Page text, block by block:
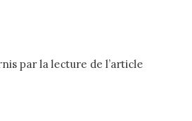
par la lecture de l’article